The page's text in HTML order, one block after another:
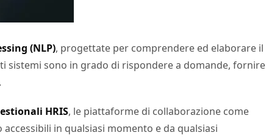
(NLP), progettate per comprendere ed elaborare il
sistemi sono in grado di rispondere a domande, fornire
HRIS, le piattaforme di collaborazione come
in qualsiasi momento e da qualsiasi